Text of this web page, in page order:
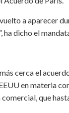
a aparecer
ha dicho el
cerca el
en materia
que